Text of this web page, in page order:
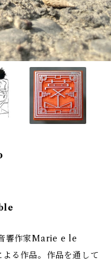
響作家Marie e le
る作品。作品を通して